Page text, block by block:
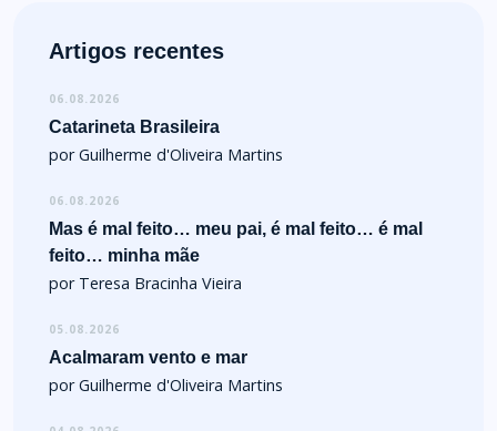
Artigos recentes
06.08.2026
Catarineta Brasileira
por Guilherme d'Oliveira Martins
06.08.2026
Mas é mal feito… meu pai, é mal feito… é mal
feito… minha mãe
por Teresa Bracinha Vieira
05.08.2026
Acalmaram vento e mar
por Guilherme d'Oliveira Martins